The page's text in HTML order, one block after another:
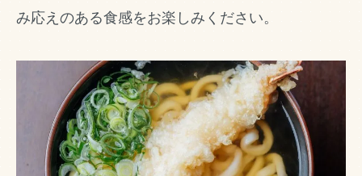
み応えのある食感をお楽しみください。